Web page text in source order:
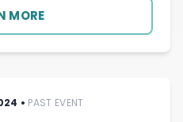
MORE
• PAST EVENT